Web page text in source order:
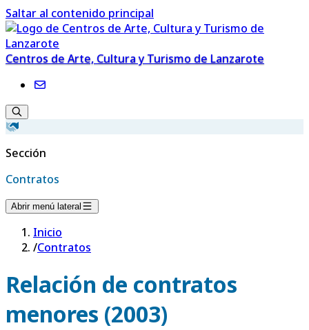
Saltar al contenido principal
Centros de Arte, Cultura y Turismo de Lanzarote
Sección
Contratos
Abrir menú lateral
Inicio
/Contratos
Relación de contratos
menores (2003)